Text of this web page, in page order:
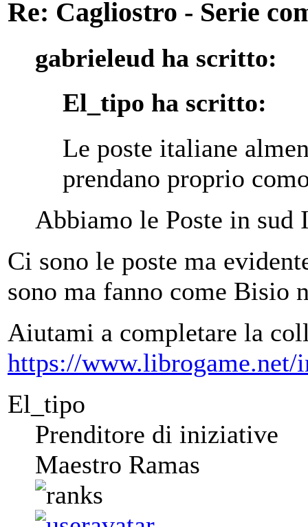
Re: Cagliostro - Serie
gabrieleud ha scritto:
El_tipo ha scritto:
Le poste italiane
prendano proprio
Abbiamo le Poste in
Ci sono le poste ma
sono ma fanno come Bisio
Aiutami a completare la
https://
El_tipo
Prenditore di iniziative
Maestro Ramas